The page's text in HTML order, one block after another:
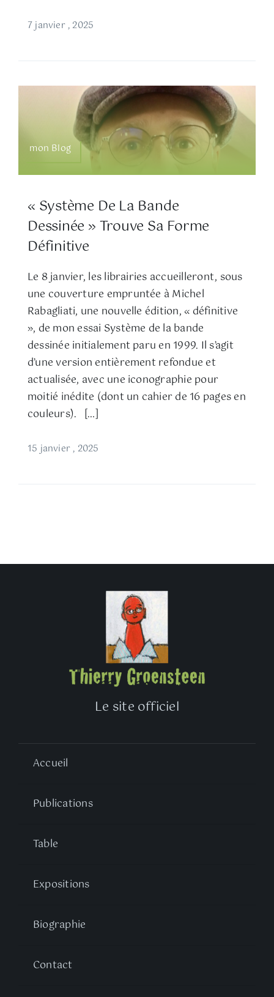
7 janvier , 2025
mon Blog
« Système De La Bande
Dessinée » Trouve Sa Forme
Définitive
Le 8 janvier, les librairies accueilleront, sous
une couverture empruntée à Michel
Rabagliati, une nouvelle édition, « définitive
», de mon essai Système de la bande
dessinée initialement paru en 1999. Il s’agit
d’une version entièrement refondue et
actualisée, avec une iconographie pour
moitié inédite (dont un cahier de 16 pages en
couleurs). […]
15 janvier , 2025
Le site officiel
Accueil
Publications
Table
Expositions
Biographie
Contact